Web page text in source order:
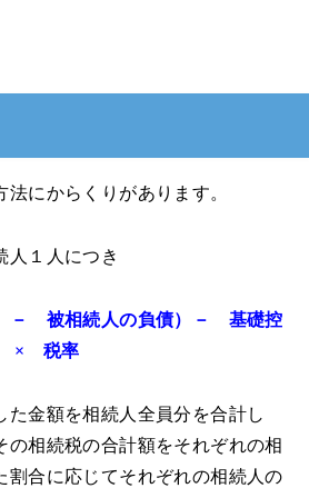
にからくりがあります。
人１人につき
－ 被相続人の負債）－ 基礎控
× 税率
た金額を相続人全員分を合計し
の相続税の合計額をそれぞれの相
割合に応じてそれぞれの相続人の